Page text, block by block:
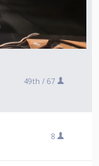
49th / 67
8